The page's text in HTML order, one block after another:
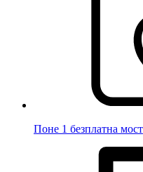
Поне 1 безплатна